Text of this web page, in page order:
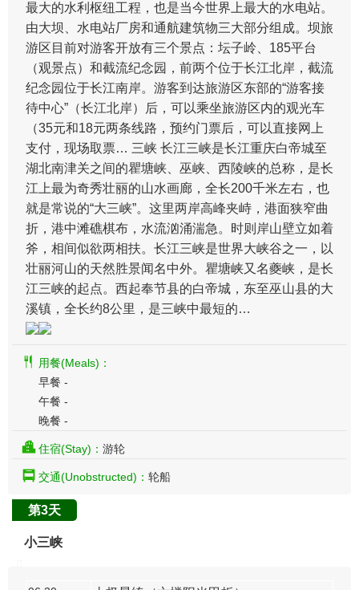
最大的水利枢纽工程，也是当今世界上最大的水电站。
由大坝、水电站厂房和通航建筑物三大部分组成。坝旅
游区目前对游客开放有三个景点：坛子岭、185平台
（观景点）和截流纪念园，前两个位于长江北岸，截流
纪念园位于长江南岸。游客到达旅游区东部的“游客接
待中心”（长江北岸）后，可以乘坐旅游区内的观光车
（35元和18元两条线路，预约门票后，可以直接网上
支付，现场取票… 三峡 长江三峡是长江重庆白帝城至
湖北南津关之间的瞿塘峡、巫峡、西陵峡的总称，是长
江上最为奇秀壮丽的山水画廊，全长200千米左右，也
就是常说的“大三峡”。这里两岸高峰夹峙，港面狭窄曲
折，港中滩礁棋布，水流汹涌湍急。时则岸山壁立如着
斧，相间似欲两相扶。长江三峡是世界大峡谷之一，以
壮丽河山的天然胜景闻名中外。瞿塘峡又名夔峡，是长
江三峡的起点。西起奉节县的白帝城，东至巫山县的大
溪镇，全长约8公里，是三峡中最短的…
用餐(Meals)：
早餐 -
午餐 -
晚餐 -
住宿(Stay)： 游轮
交通(Unobstructed)： 轮船
第3天
小三峡